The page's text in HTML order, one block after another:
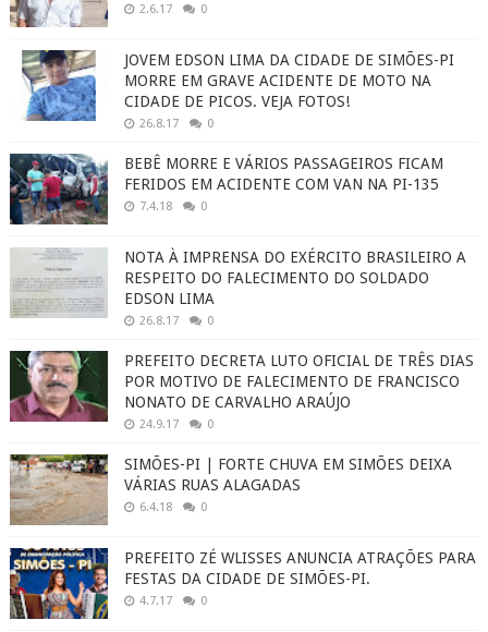
2.6.17 0
JOVEM EDSON LIMA DA CIDADE DE SIMÕES-PI
MORRE EM GRAVE ACIDENTE DE MOTO NA
CIDADE DE PICOS. VEJA FOTOS!
26.8.17 0
BEBÊ MORRE E VÁRIOS PASSAGEIROS FICAM
FERIDOS EM ACIDENTE COM VAN NA PI-135
7.4.18 0
NOTA À IMPRENSA DO EXÉRCITO BRASILEIRO A
RESPEITO DO FALECIMENTO DO SOLDADO
EDSON LIMA
26.8.17 0
PREFEITO DECRETA LUTO OFICIAL DE TRÊS DIAS
POR MOTIVO DE FALECIMENTO DE FRANCISCO
NONATO DE CARVALHO ARAÚJO
24.9.17 0
SIMÕES-PI | FORTE CHUVA EM SIMÕES DEIXA
VÁRIAS RUAS ALAGADAS
6.4.18 0
PREFEITO ZÉ WLISSES ANUNCIA ATRAÇÕES PARA
FESTAS DA CIDADE DE SIMÕES-PI.
4.7.17 0